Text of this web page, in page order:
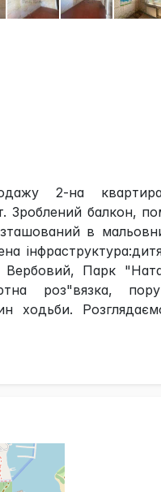
2-на
балкон,
в
Вербовий, Парк
роз"вязка,
ходьби.